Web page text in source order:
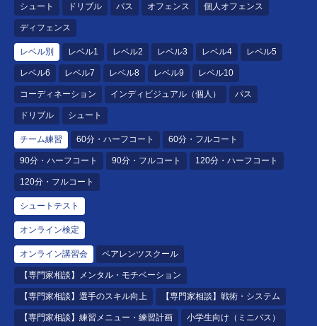
シュート ドリブル パス オフェンス 個人オフェンス
ディフェンス
レベル別 レベル1 レベル2 レベル3 レベル4 レベル5
レベル6 レベル7 レベル8 レベル9 レベル10
コーディネーション インディビジュアル（個人） パス
ドリブル シュート
チーム練習 60分・ハーフコート 60分・フルコート
90分・ハーフコート 90分・フルコート 120分・ハーフコート
120分・フルコート
シュートテスト
オンライン検定
オンライン講習会 ペアレンツスクール
【専門家相談】メンタル・モチベーション
【専門家相談】選手のスキル向上 【専門家相談】戦術・システム
【専門家相談】練習メニュー・練習計画 小学生向け（ミニバス）